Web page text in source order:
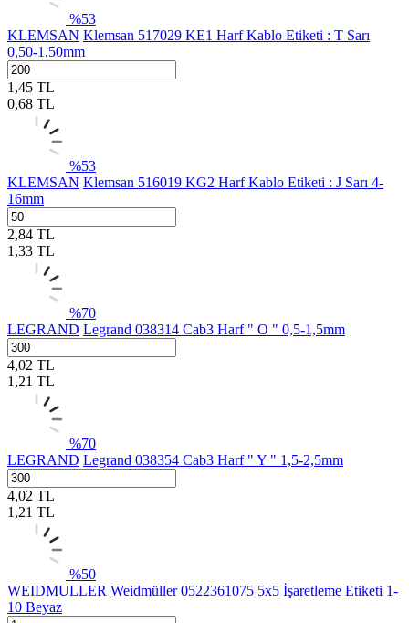
%53
KLEMSAN Klemsan 517029 KE1 Harf Kablo Etiketi : T Sarı
0,50-1,50mm
1,45 TL
0,68 TL
%53
KLEMSAN Klemsan 516019 KG2 Harf Kablo Etiketi : J Sarı 4-
16mm
2,84 TL
1,33 TL
%70
LEGRAND Legrand 038314 Cab3 Harf " O " 0,5-1,5mm
4,02 TL
1,21 TL
%70
LEGRAND Legrand 038354 Cab3 Harf " Y " 1,5-2,5mm
4,02 TL
1,21 TL
%50
WEIDMULLER Weidmüller 0522361075 5x5 İşaretleme Etiketi 1-
10 Beyaz